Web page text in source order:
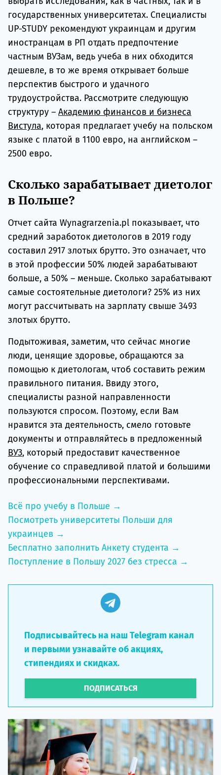
государственных университетах. Специалисты
UP-STUDY рекомендуют украинцам и другим
иностранцам в РП отдать предпочтение
частным ВУЗам, ведь учеба в них обходится
дешевле, в то же время открывает больше
перспектив быстрого и удачного
трудоустройства. Рассмотрите следующую
структуру – Академию финансов и бизнеса
Вистула, которая предлагает учебу на польском
языке с платой в 1100 евро, на английском –
2500 евро.
Сколько зарабатывает диетолог
в Польше?
Отчет сайта Wynagrarzenia.pl показывает, что
средний заработок диетологов в 2019 году
составил 2917 злотых брутто. Это означает, что
в этой профессии 50% людей зарабатывают
больше, а 50% – меньше. Сколько зарабатывают
самые состоятельные диетологи? 25% из них
могут рассчитывать на зарплату свыше 3493
злотых брутто.
Подытоживая, заметим, что сейчас многие
люди, ценящие здоровье, обращаются за
помощью к диетологам, чтоб составить режим
правильного питания. Ввиду этого,
специалисты разной направленности
пользуются спросом. Поэтому, если Вам
нравится эта деятельность, смело готовьте
документы и отправляйтесь в предложенный
ВУЗ, который предоставит качественное
обучение со справедливой платой и большими
профессиональными перспективами.
Всё про учебу в Польше →
Посмотреть университеты Польши для
украинцев →
Бесплатно заполнить Анкету студента →
Поступление в Польшу 2027 без стресса →
Подписывайтесь на наш Telegram канал
и первыми узнавайте об акциях,
стипендиях и скидках.
ПОДПИСАТЬСЯ